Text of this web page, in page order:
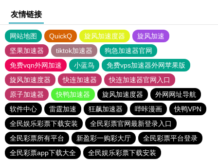
友情链接
网站地图 QuickQ 旋风加速度器
旋风加速
坚果加速器
tiktok加速器
狗急加速器官网
免费vqn外网加速
小蓝鸟
免费vps加速器外网苹果版
旋风加速度器
快连加速器
快连加速器官网入口
原子加速器
快鸭加速器 旋风加速度器
外网网址导航
软件中心
雷霆加速 狂飙加速器 哔咔漫画
快鸭VPN
全民娱乐彩票下载安装
全民彩票官网最新登录入口
全民彩票所有平台
新盈彩一购彩大厅
全民彩票平台登录
全民彩票app下载大全
全民娱乐彩票下载安装